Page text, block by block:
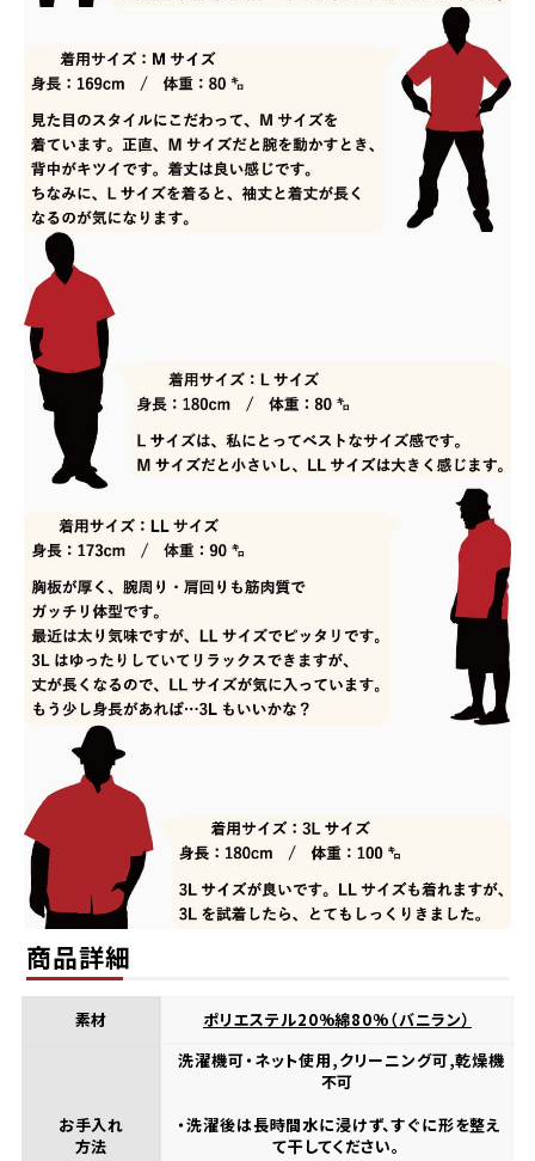
商品詳細
素材 ポリエステル20%綿80%（バニラン）
お手入れ
方法
洗濯機可・ネット使用,クリーニング可,乾燥機
不可
・洗濯後は長時間水に浸けず、すぐに形を整え
て干してください。